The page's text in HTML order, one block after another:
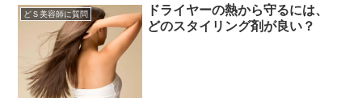
どＳ美容師に質問
ドライヤーの熱から守るには、
どのスタイリング剤が良い？